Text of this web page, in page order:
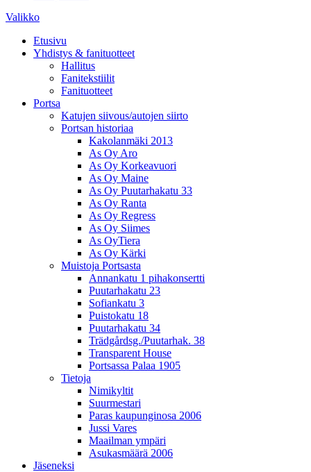
Valikko
Etusivu
Yhdistys & fanituotteet
Hallitus
Fanitekstiilit
Fanituotteet
Portsa
Katujen siivous/autojen siirto
Portsan historiaa
Kakolanmäki 2013
As Oy Aro
As Oy Korkeavuori
As Oy Maine
As Oy Puutarhakatu 33
As Oy Ranta
As Oy Regress
As Oy Siimes
As OyTiera
As Oy Kärki
Muistoja Portsasta
Annankatu 1 pihakonsertti
Puutarhakatu 23
Sofiankatu 3
Puistokatu 18
Puutarhakatu 34
Trädgårdsg./Puutarhak. 38
Transparent House
Portsassa Palaa 1905
Tietoja
Nimikyltit
Suurmestari
Paras kaupunginosa 2006
Jussi Vares
Maailman ympäri
Asukasmäärä 2006
Jäseneksi